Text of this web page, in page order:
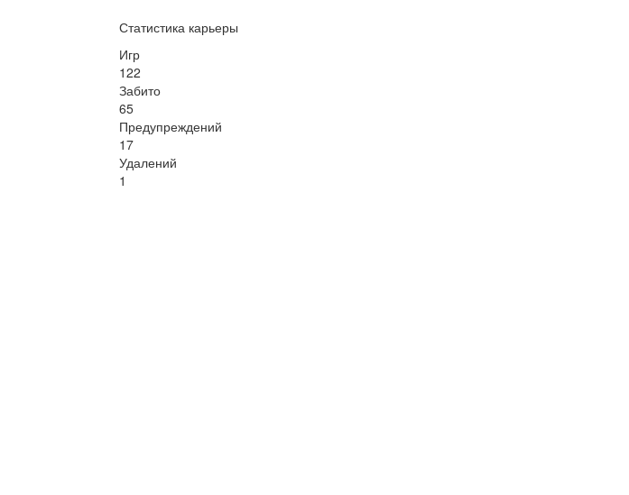
Статистика карьеры
Игр
122
Забито
65
Предупреждений
17
Удалений
1